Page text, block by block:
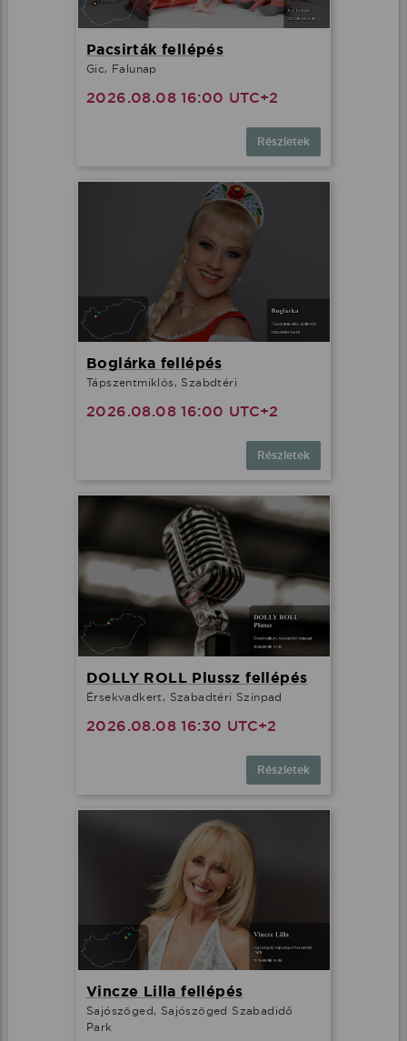
Pacsirták fellépés
Gic, Falunap
2026.08.08 16:00 UTC+2
Részletek
Boglárka fellépés
Tápszentmiklós, Szabdtéri
2026.08.08 16:00 UTC+2
Részletek
DOLLY ROLL Plussz fellépés
Érsekvadkert, Szabadtéri Színpad
2026.08.08 16:30 UTC+2
Részletek
Vincze Lilla fellépés
Sajószöged, Sajószöged Szabadidő
Park